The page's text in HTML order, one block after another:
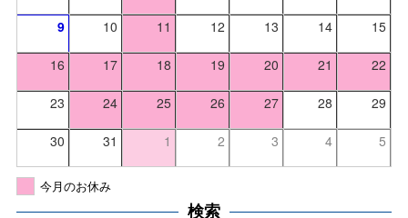
9 10 11 12 13 14 15
16 17 18 19 20 21 22
23 24 25 26 27 28 29
30 31 1 2 3 4 5
今月のお休み
検索